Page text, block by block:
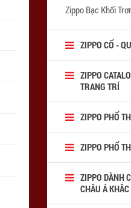
Zippo Bạc Khối
ZIPPO CỔ -
ZIPPO
TRANG TRÍ
ZIPPO PHỔ
ZIPPO PHỔ
ZIPPO DÀNH
CHÂU Á